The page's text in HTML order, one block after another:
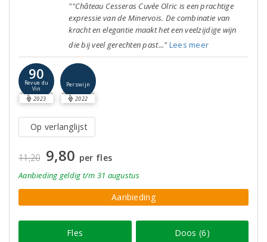
""Château Cesseras Cuvée Olric is een prachtige
expressie van de Minervois. De combinatie van
kracht en elegantie maakt het een veelzijdige wijn
die bij veel gerechten past..." Lees meer
90
Revue du
Vin
2023
Perswijn
2022
Op verlanglijst
11,20 9,80 per fles
Aanbieding geldig t/m 31 augustus
Aanbieding
Fles Doos (6)